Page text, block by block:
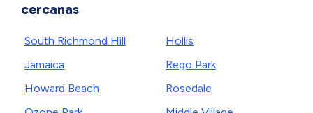
cercanas
South Richmond Hill
Jamaica
Howard Beach
Hollis
Rego Park
Rosedale